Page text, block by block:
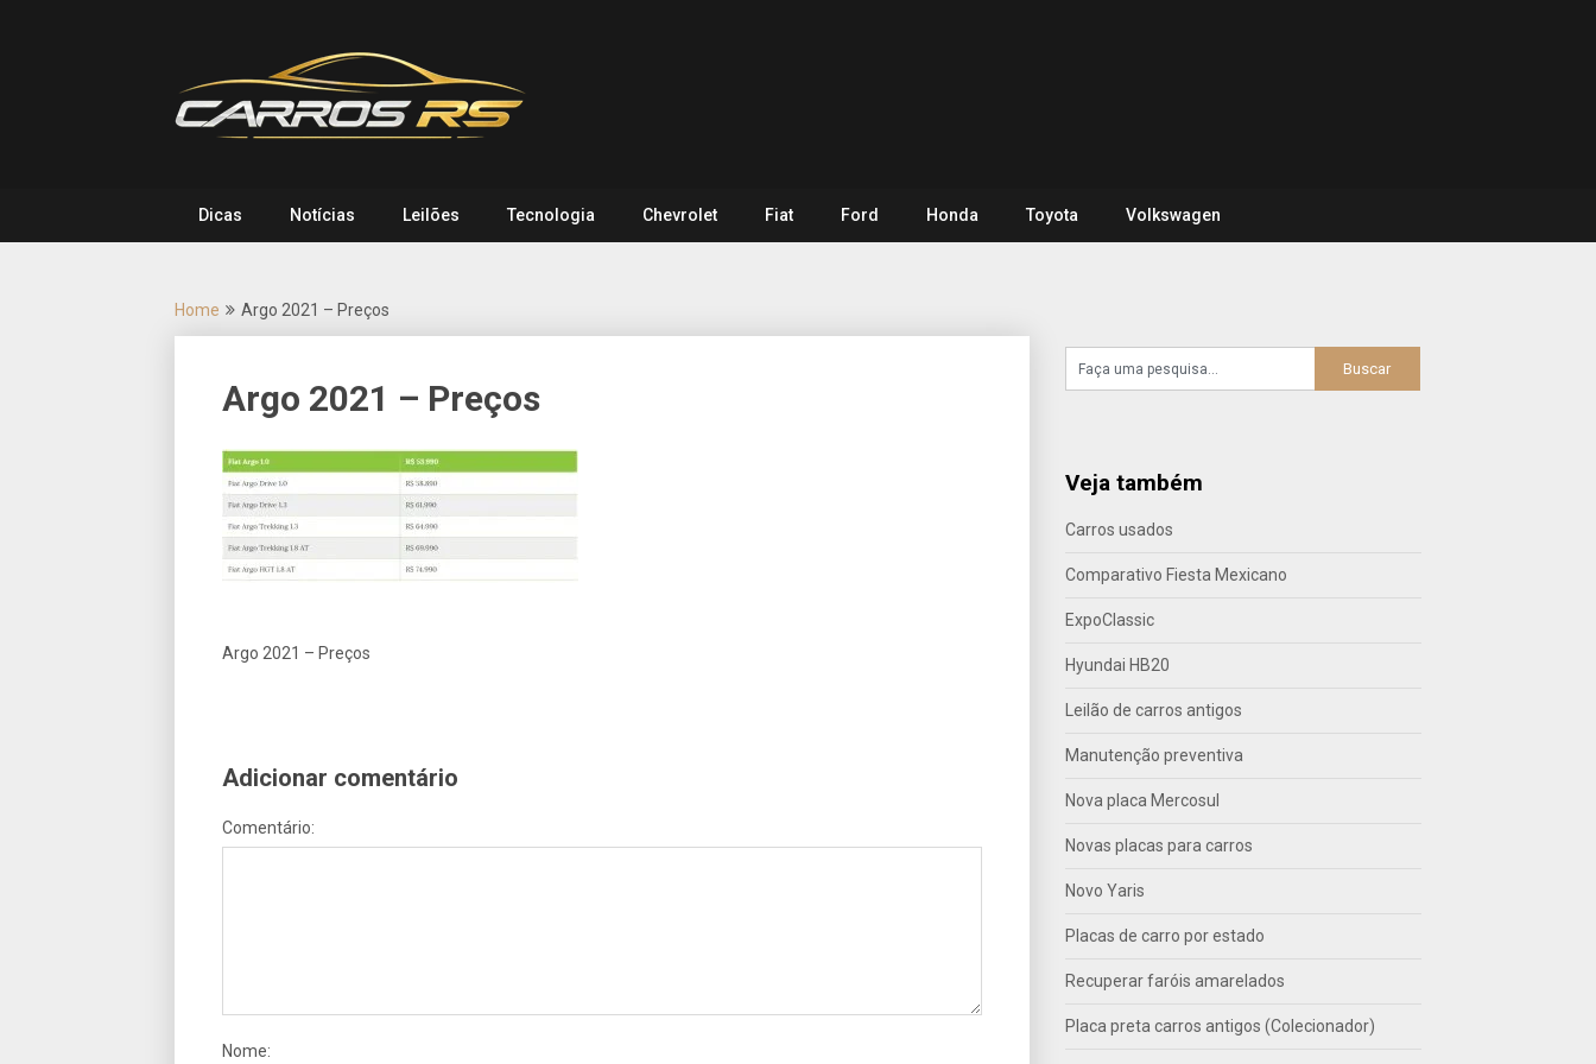
Dicas Notícias Leilões Tecnologia Chevrolet Fiat Ford Honda Toyota Volkswagen
Home Argo 2021 – Preços
Argo 2021 – Preços
Argo 2021 – Preços
Adicionar comentário
Comentário:
Nome:
Veja também
Carros usados
Comparativo Fiesta Mexicano
ExpoClassic
Hyundai HB20
Leilão de carros antigos
Manutenção preventiva
Nova placa Mercosul
Novas placas para carros
Novo Yaris
Placas de carro por estado
Recuperar faróis amarelados
Placa preta carros antigos (Colecionador)